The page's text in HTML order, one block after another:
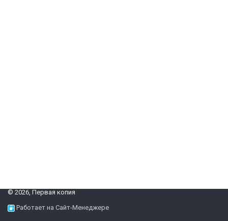
© 2026, Первая копия
Работает на Сайт-Менеджере